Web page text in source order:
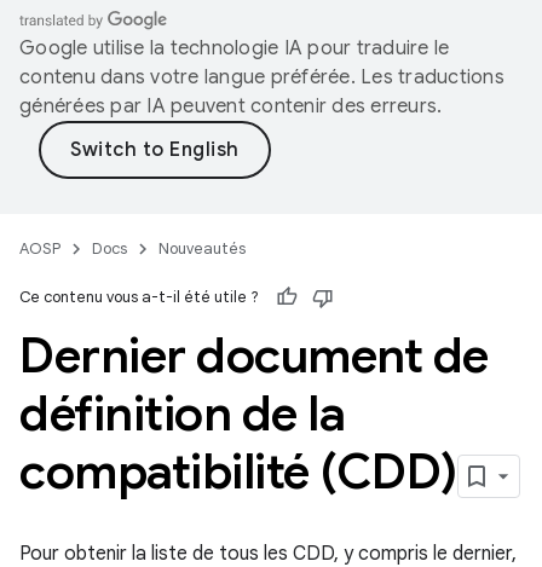
Google utilise la technologie IA pour traduire le
contenu dans votre langue préférée. Les traductions
générées par IA peuvent contenir des erreurs.
AOSP Docs Nouveautés
Ce contenu vous a-t-il été utile ?
Dernier document de
définition de la
compatibilité (CDD)
Pour obtenir la liste de tous les CDD, y compris le dernier,